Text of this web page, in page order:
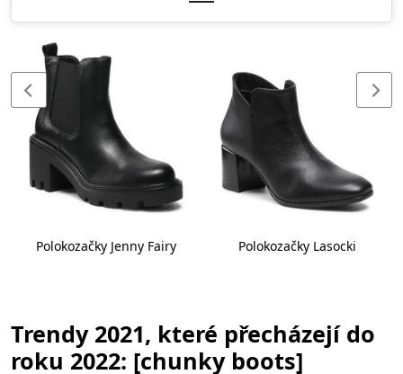
Polokozačky Jenny Fairy Polokozačky Lasocki
Trendy 2021, které přecházejí do
roku 2022: [chunky boots]